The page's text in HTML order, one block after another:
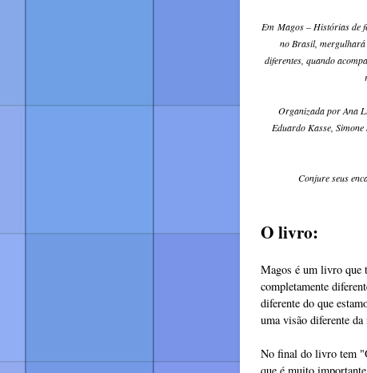
Em Magos – Histórias de
no Brasil, mergulhará
diferentes, quando
Organizada por Ana
Eduardo Kasse,
Conjure seus
O livro:
Magos é um livro que
completamente
diferente do que
uma visão diferente
No final do livro tem